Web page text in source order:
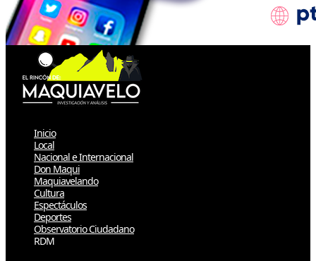
Inicio
Local
Nacional e Internacional
Don Maqui
Maquiavelando
Cultura
Espectáculos
Deportes
Observatorio Ciudadano
RDM